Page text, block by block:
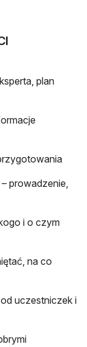
plan
prowadzenie,
i o czym
na co
uczestniczek i